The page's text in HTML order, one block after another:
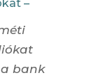
–
bank